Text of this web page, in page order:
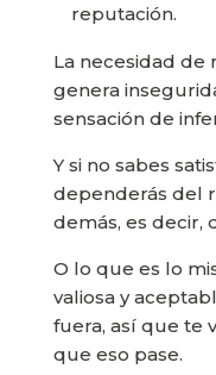
reputación.
La necesidad de
genera
sensación de
Y si no sabes
dependerás del
demás, es decir,
O lo que es lo
valiosa y
fuera, así que te
que eso pase.